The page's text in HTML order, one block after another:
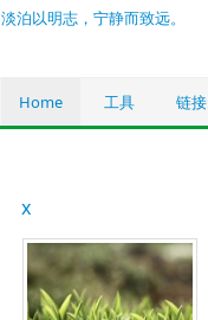
淡泊以明志，宁静而致远。
Home 工具 链接
x